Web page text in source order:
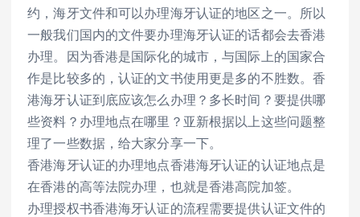
约，海牙文件和可以办理海牙认证的地区之一。所以
一般我们国内的文件要办理海牙认证的话都会去香港
办理。因为香港是国际化的城市，与国际上的国家合
作是比较多的，认证的文书使用更是多的不胜数。香
港海牙认证到底应该怎么办理？多长时间？要提供哪
些资料？办理地点在哪里？亚新根据以上这些问题整
理了一些数据，给大家分享一下。
香港海牙认证的办理地点香港海牙认证的认证地点是
在香港的高等法院办理，也就是香港高院加签。
办理授权书香港海牙认证的流程需要提供认证文件的